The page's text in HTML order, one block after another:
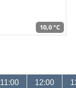
10,0 °C
11:00 12:00